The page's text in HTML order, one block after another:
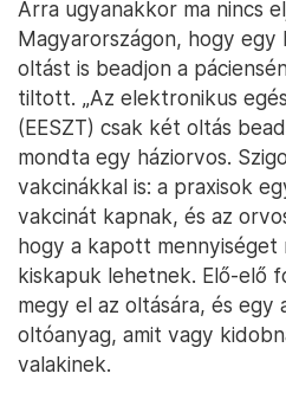
Arra ugyanakkor ma nincs
Magyarországon, hogy egy
oltást is beadjon a
tiltott. „Az elektronikus
(EESZT) csak két oltás
mondta egy háziorvos.
vakcinákkal is: a praxisok
vakcinát kapnak, és az
hogy a kapott mennyiséget
kiskapuk lehetnek. Elő-elő
megy el az oltására, és egy
oltóanyag, amit vagy
valakinek.